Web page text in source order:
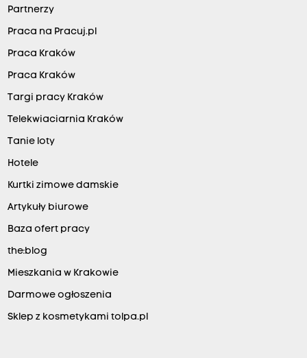
Partnerzy
Praca na Pracuj.pl
Praca Kraków
Praca Kraków
Targi pracy Kraków
Telekwiaciarnia Kraków
Tanie loty
Hotele
Kurtki zimowe damskie
Artykuły biurowe
Baza ofert pracy
the:blog
Mieszkania w Krakowie
Darmowe ogłoszenia
Sklep z kosmetykami tolpa.pl